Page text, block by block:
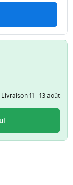
Livraison 11 - 13 août